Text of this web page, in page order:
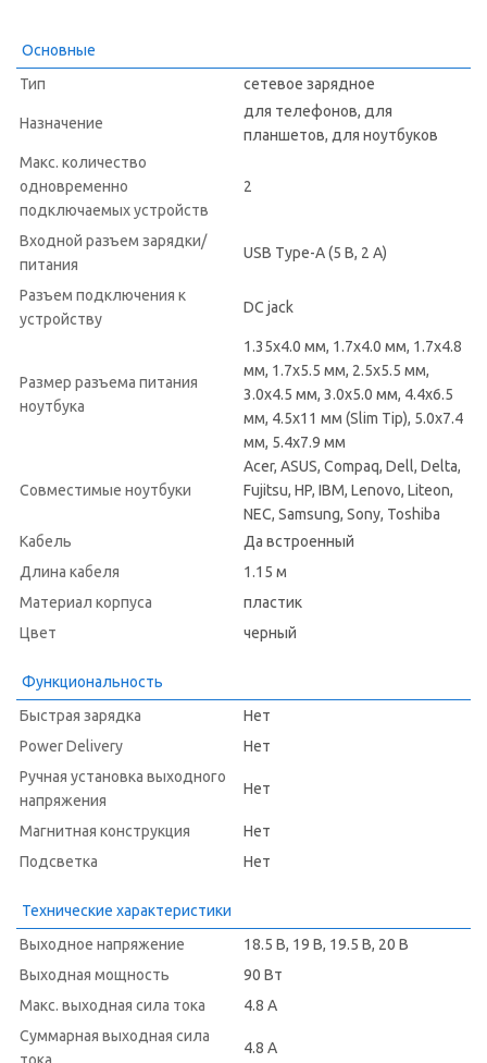
Основные
Тип
сетевое зарядное
Назначение
для телефонов, для
планшетов, для ноутбуков
Макс. количество
одновременно
подключаемых устройств
2
Входной разъем зарядки/
питания
USB Type-A (5 В, 2 А)
Разъем подключения к
устройству
DC jack
Размер разъема питания
ноутбука
1.35x4.0 мм, 1.7x4.0 мм, 1.7x4.8
мм, 1.7x5.5 мм, 2.5x5.5 мм,
3.0x4.5 мм, 3.0x5.0 мм, 4.4x6.5
мм, 4.5x11 мм (Slim Tip), 5.0x7.4
мм, 5.4x7.9 мм
Совместимые ноутбуки
Acer, ASUS, Compaq, Dell, Delta,
Fujitsu, HP, IBM, Lenovo, Liteon,
NEC, Samsung, Sony, Toshiba
Кабель
Да встроенный
Длина кабеля
1.15 м
Материал корпуса
пластик
Цвет
черный
Функциональность
Быстрая зарядка
Нет
Power Delivery
Нет
Ручная установка выходного
напряжения
Нет
Магнитная конструкция
Нет
Подсветка
Нет
Технические характеристики
Выходное напряжение
18.5 В, 19 В, 19.5 В, 20 В
Выходная мощность
90 Вт
Макс. выходная сила тока
4.8 А
Суммарная выходная сила
4.8 А